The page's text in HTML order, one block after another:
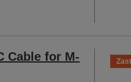
Cable for M-